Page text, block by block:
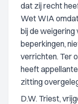
dat zij recht
Wet WIA
bij de
beperkingen,
verrichten. Ter
heeft
zitting
D.W. Triest,